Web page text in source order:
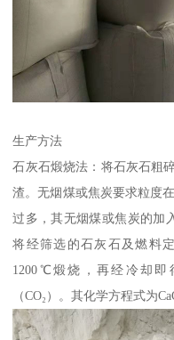
生产方法
石灰石煅烧法：将石灰石粗
渣。无烟煤或焦炭要求粒度
过多，其无烟煤或焦炭的加
将经筛选的石灰石及燃料
1200℃煅烧，再经冷却
（CO₂）。其化学方程式为